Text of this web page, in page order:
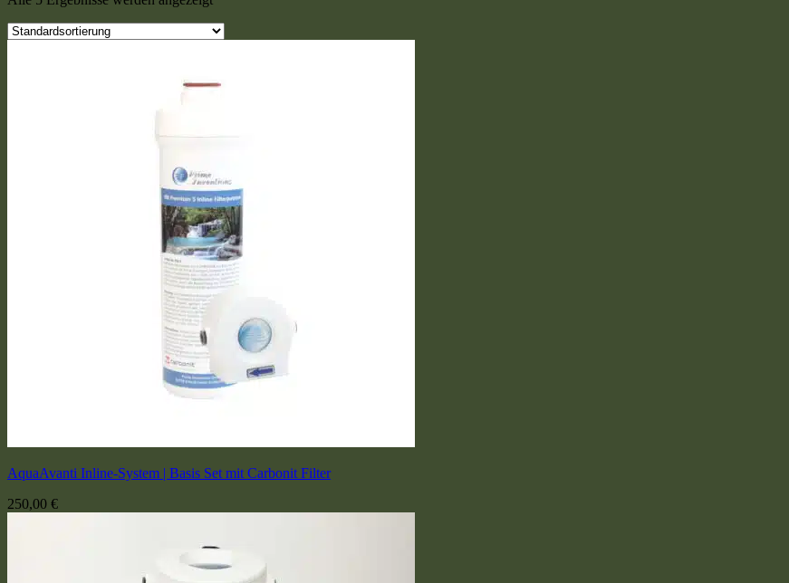
AquaAvanti Inline-System | Basis Set mit Carbonit Filter
250,00 €